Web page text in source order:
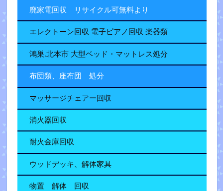
廃家電回収 リサイクル可無料より
エレクトーン回収 電子ピアノ回収 楽器類
鴻巣.北本市 大型ベッド・マットレス処分
布団類、座布団 処分
マッサージチェアー回収
消火器回収
耐火金庫回収
ウッドデッキ、解体家具
物置 解体 回収